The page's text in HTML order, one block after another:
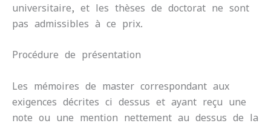
universitaire, et les thèses de doctorat ne sont
pas admissibles à ce prix.
Procédure de présentation
Les mémoires de master correspondant aux
exigences décrites ci-dessus et ayant reçu une
note ou une mention nettement au-dessus de la